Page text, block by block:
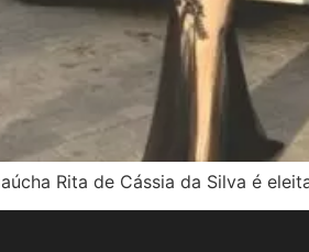
Rita de Cássia da Silva é